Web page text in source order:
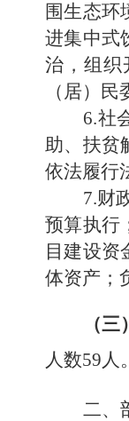
围生态环
进集中式
治，组织
（居）
6.社
助、扶贫
依法履行
7.财
预算执行
目建设资
体资产；
（
人数59人
二、